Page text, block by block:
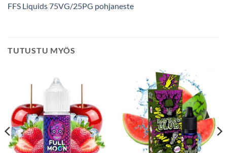
FFS Liquids 75VG/25PG pohjaneste
TUTUSTU MYÖS